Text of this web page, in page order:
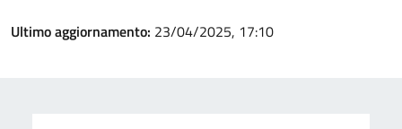
Ultimo aggiornamento: 23/04/2025, 17:10